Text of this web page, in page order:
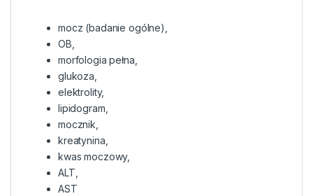
mocz (badanie ogólne),
OB,
morfologia pełna,
glukoza,
elektrolity,
lipidogram,
mocznik,
kreatynina,
kwas moczowy,
ALT,
AST